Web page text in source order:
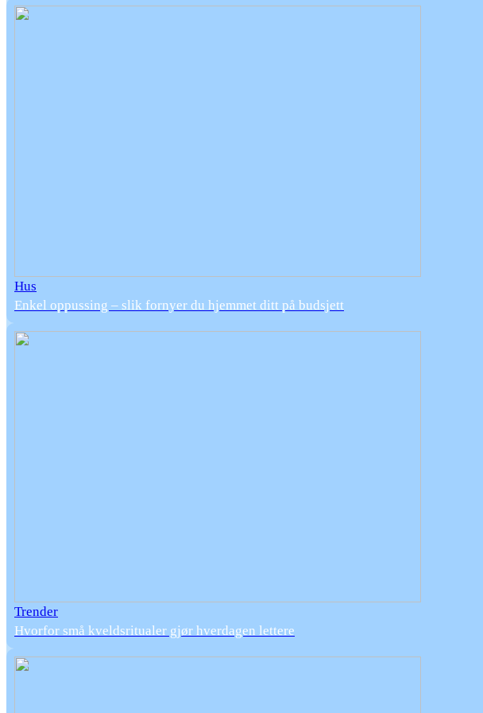
Hus
Enkel oppussing – slik fornyer du hjemmet ditt på budsjett
Trender
Hvorfor små kveldsritualer gjør hverdagen lettere